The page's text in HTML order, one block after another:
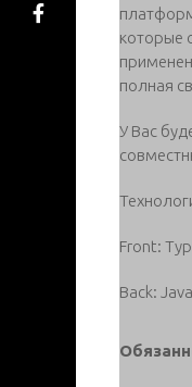
которые
полная
У Вас
Front:
Back: